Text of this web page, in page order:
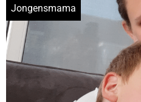
Jongensmama